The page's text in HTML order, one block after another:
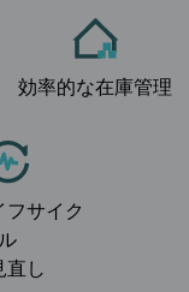
効率的な在庫管理
フサイク
ル
直し